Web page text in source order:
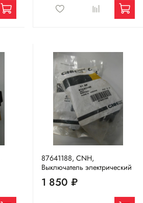
87641188, CNH,
Выключатель электрический
1 850 ₽